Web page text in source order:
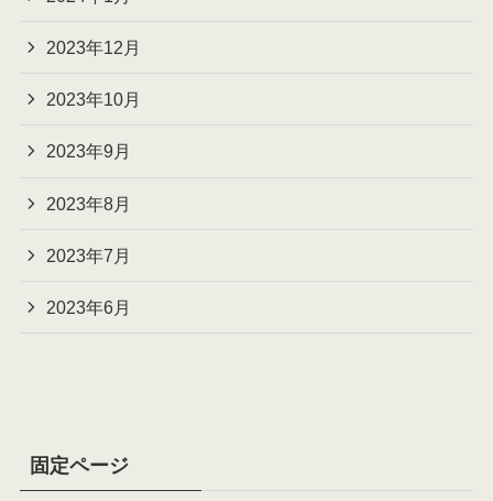
2023年12月
2023年10月
2023年9月
2023年8月
2023年7月
2023年6月
固定ページ